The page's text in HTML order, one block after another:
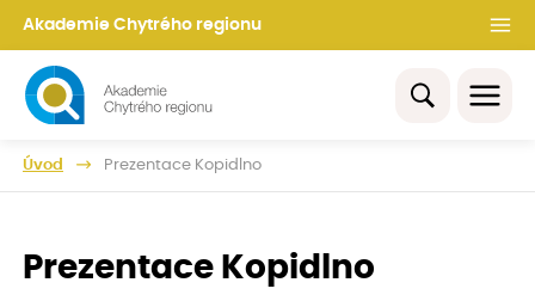
Akademie Chytrého regionu
Úvod Prezentace Kopidlno
Prezentace Kopidlno